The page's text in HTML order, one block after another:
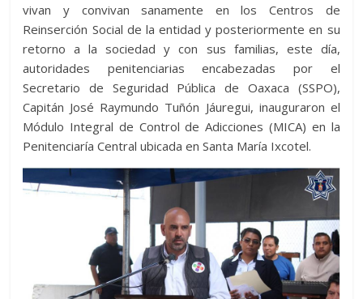
vivan y convivan sanamente en los Centros de
Reinserción Social de la entidad y posteriormente en su
retorno a la sociedad y con sus familias, este día,
autoridades penitenciarias encabezadas por el
Secretario de Seguridad Pública de Oaxaca (SSPO),
Capitán José Raymundo Tuñón Jáuregui, inauguraron el
Módulo Integral de Control de Adicciones (MICA) en la
Penitenciaría Central ubicada en Santa María Ixcotel.